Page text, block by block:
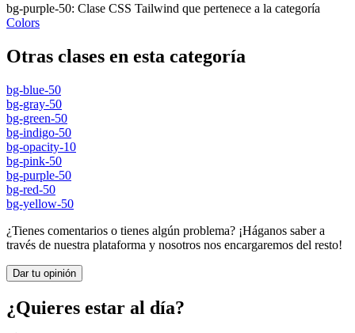
bg-purple-50: Clase CSS Tailwind que pertenece a la categoría
Colors
Otras clases en esta categoría
bg-blue-50
bg-gray-50
bg-green-50
bg-indigo-50
bg-opacity-10
bg-pink-50
bg-purple-50
bg-red-50
bg-yellow-50
¿Tienes comentarios o tienes algún problema? ¡Háganos saber a
través de nuestra plataforma y nosotros nos encargaremos del resto!
Dar tu opinión
¿Quieres estar al día?